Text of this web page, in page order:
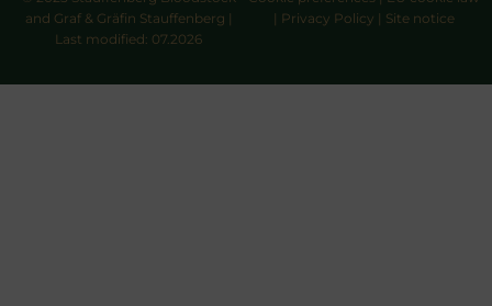
and Graf & Gräfin Stauffenberg |
Last modified: 07.2026
| Privacy Policy | Site notice